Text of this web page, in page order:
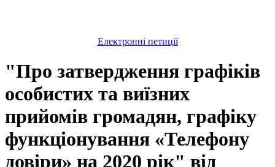
Електронні петиції
"Про затвердження графіків
особистих та виїзних
прийомів громадян, графіку
функціонування «Телефону
довіри» на 2020 рік" від